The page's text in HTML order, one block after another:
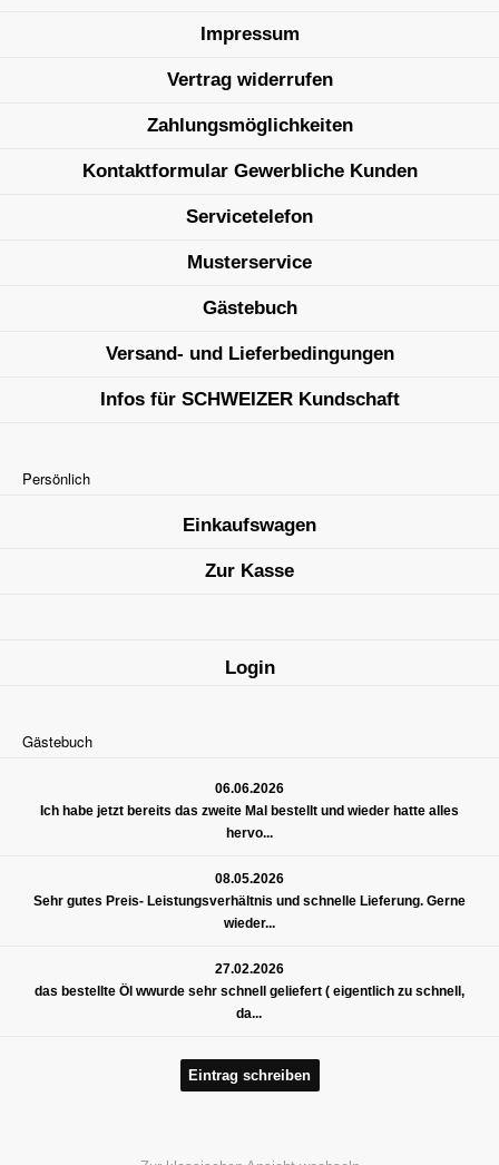
Impressum
Vertrag widerrufen
Zahlungsmöglichkeiten
Kontaktformular Gewerbliche Kunden
Servicetelefon
Musterservice
Gästebuch
Versand- und Lieferbedingungen
Infos für SCHWEIZER Kundschaft
Persönlich
Einkaufswagen
Zur Kasse
Login
Gästebuch
06.06.2026
Ich habe jetzt bereits das zweite Mal bestellt und wieder hatte alles
hervo...
08.05.2026
Sehr gutes Preis- Leistungsverhältnis und schnelle Lieferung. Gerne
wieder...
27.02.2026
das bestellte Öl wwurde sehr schnell geliefert ( eigentlich zu schnell,
da...
Eintrag schreiben